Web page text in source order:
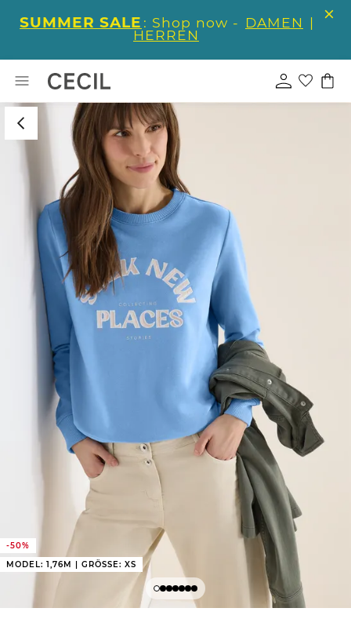
SUMMER SALE : Shop now - DAMEN |
HERREN
-50%
MODEL: 1,76M | GRÖSSE: XS